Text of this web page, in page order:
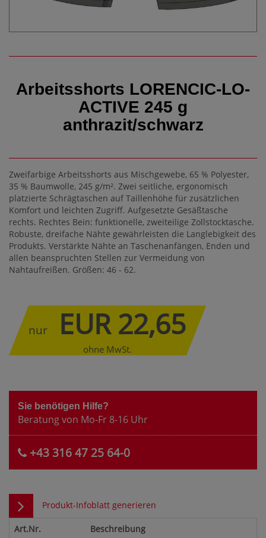
Arbeitsshorts LORENCIC-LO-
ACTIVE 245 g
anthrazit/schwarz
Zweifarbige Arbeitsshorts aus Mischgewebe, 65 % Polyester,
35 % Baumwolle, 245 g/m². Zwei seitliche, ergonomisch
platzierte Schrägtaschen auf Taillenhöhe für zusätzlichen
Komfort und leichten Zugriff. Aufgesetzte Gesäßtasche
rechts. Rechtes Bein: funktionelle, zweiteilige Zollstocktasche.
Robuste, dreifache Nähte gewährleisten die Langlebigkeit des
Produkts. Verstärkte Nähte an Taschenanfängen, Enden und
allen beanspruchten Stellen zur Vermeidung von
Nahtaufreißen. Größen: 46 - 62.
nur EUR 22,65
ohne MwSt.
Sie benötigen Hilfe?
Beratung von Mo-Fr 8-16 Uhr
+43 316 47 25 64-0
Produkt-Infoblatt generieren
Art.Nr.
Beschreibung